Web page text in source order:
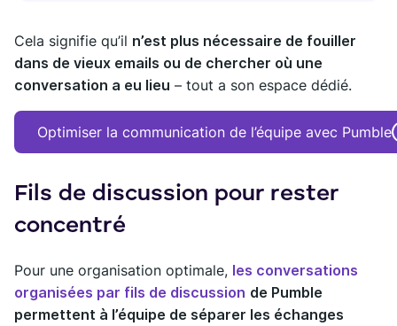
Cela signifie qu’il n’est plus nécessaire de fouiller
dans de vieux emails ou de chercher où une
conversation a eu lieu – tout a son espace dédié.
Optimiser la communication de l’équipe avec Pumble
Fils de discussion pour rester
concentré
Pour une organisation optimale, les conversations
organisées par fils de discussion de Pumble
permettent à l’équipe de séparer les échanges